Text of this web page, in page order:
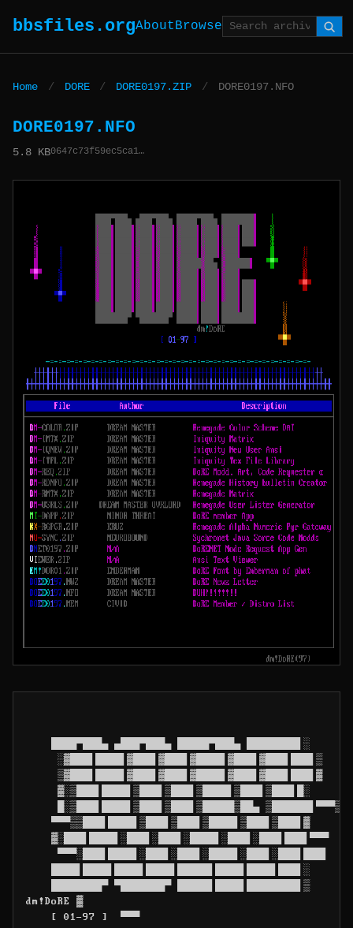
bbsfiles.orgAboutBrowse
Home / DORE / DORE0197.ZIP / DORE0197.NFO
DORE0197.NFO
5.8 KB0647c73f59ec5ca1…
    ████▀███▄ ▄███▀███▄ █████▀███▄ ████████▌░
     ░▓███▌████▌▓███▌▓███▌▓████▌▓███▌▓███▌███▌▒
     ▒▓███▌████▌▓███▌▓███▌▓████▌▓███▌▓███▌███▌▓
     ▓░▒███▌████▌▒███▌▒███▌▒████▌▒███▌▒███▌█░
     █░▒███▌████▌▒███▌▒███▌▒█████▒██▄ ▒██████▌▀▀▀▒
    ▀▀▀▒▒███▌████▌▒███▌▒███▌▒████▌▒███▌▒███▌▓
    ▓░███▌████▌░███▌░███▌░████▌░███▌░███▌███▌▀▀▀
     ▀▀▀░███▌████▌░███▌░███▌░████▌░███▌░███▌███▌
    ████▌████▌████▌████▌█████▌████▌████▌███▌░
    ████████▀ ▀███████▀ █████▌████▌████████▌▒
dm!DoRE ▓
    [ 01-97 ]  ▀▀▀